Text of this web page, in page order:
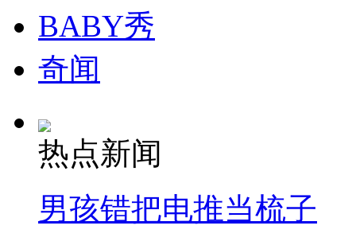
司机酒驾遇交警 急速倒车逃窜
BABY秀
奇闻
热点新闻
男孩错把电推当梳子